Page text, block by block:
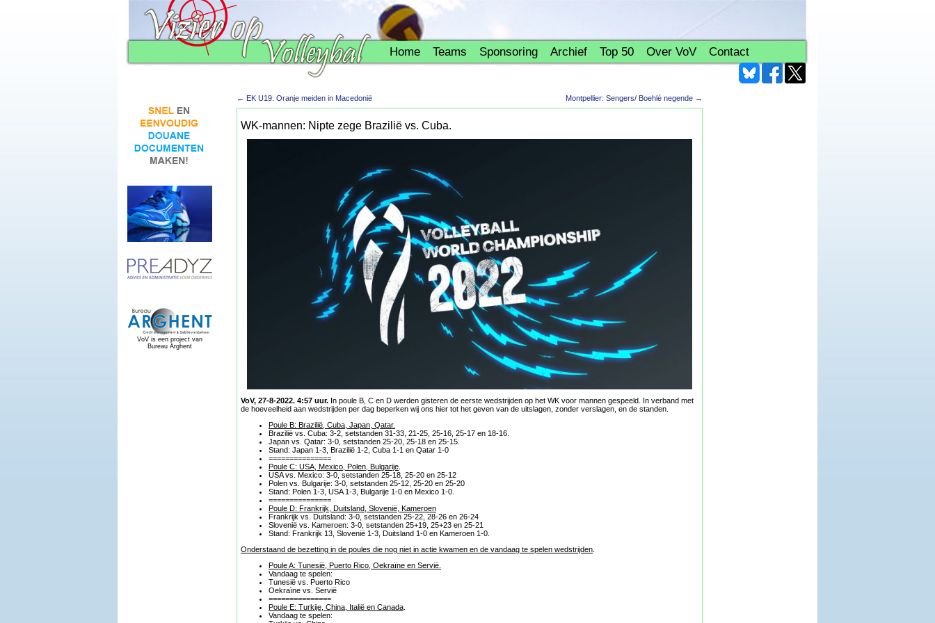
Home Teams Sponsoring Archief Top 50 Over VoV Contact
VoV is een project van
Bureau Arghent
← EK U19: Oranje meiden in Macedonië Montpellier: Sengers/ Boehlé negende →
WK-mannen: Nipte zege Brazilië vs. Cuba.
VoV, 27-8-2022. 4:57 uur. In poule B, C en D werden gisteren de eerste wedstrijden op het WK voor mannen gespeeld. In verband met
de hoeveelheid aan wedstrijden per dag beperken wij ons hier tot het geven van de uitslagen, zonder verslagen, en de standen.
Poule B: Brazilië, Cuba, Japan, Qatar.
Brazilië vs. Cuba: 3-2, setstanden 31-33, 21-25, 25-16, 25-17 en 18-16.
Japan vs. Qatar: 3-0, setstanden 25-20, 25-18 en 25-15.
Stand: Japan 1-3, Brazilië 1-2, Cuba 1-1 en Qatar 1-0
===============
Poule C: USA, Mexico, Polen, Bulgarije.
USA vs. Mexico: 3-0, setstanden 25-18, 25-20 en 25-12
Polen vs. Bulgarije: 3-0, setstanden 25-12, 25-20 en 25-20
Stand: Polen 1-3, USA 1-3, Bulgarije 1-0 en Mexico 1-0.
===============
Poule D: Frankrijk, Duitsland, Slovenië, Kameroen
Frankrijk vs. Duitsland: 3-0, setstanden 25-22, 28-26 en 26-24
Slovenië vs. Kameroen: 3-0, setstanden 25+19, 25+23 en 25-21
Stand: Frankrijk 13, Slovenië 1-3, Duitsland 1-0 en Kameroen 1-0.
Onderstaand de bezetting in de poules die nog niet in actie kwamen en de vandaag te spelen wedstrijden.
Poule A: Tunesië, Puerto Rico, Oekraïne en Servië.
Vandaag te spelen:
Tunesië vs. Puerto Rico
Oekraïne vs. Servië
===============
Poule E: Turkije, China, Italië en Canada.
Vandaag te spelen: